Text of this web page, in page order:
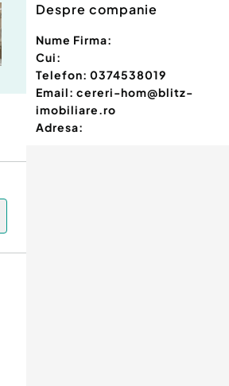
Despre companie
Nume Firma:
Cui:
Telefon: 0374538019
Email: cereri-hom@blitz-
imobiliare.ro
Adresa: